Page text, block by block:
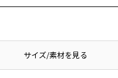
サイズ/素材を見る